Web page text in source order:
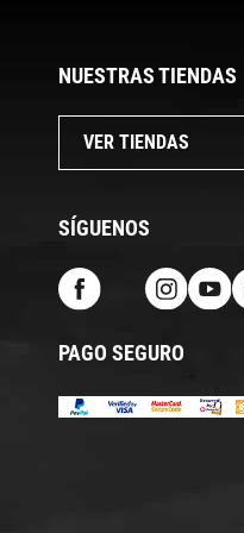
NUESTRAS TIENDAS
VER TIENDAS
SÍGUENOS
PAGO SEGURO